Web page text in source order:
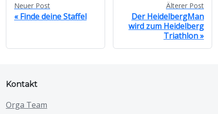
Neuer Post
Finde deine Staffel
Älterer Post
Der HeidelbergMan
wird zum Heidelberg
Triathlon
Kontakt
Orga Team